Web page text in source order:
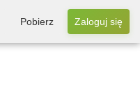
Pobierz Zaloguj się